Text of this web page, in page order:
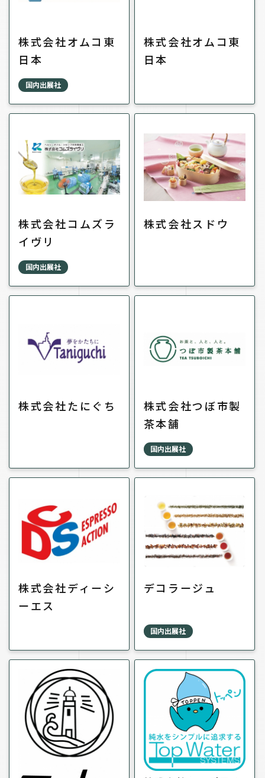
株式会社オムコ東
日本
国内出展社
株式会社オムコ東
日本
株式会社コムズラ
イヴリ
国内出展社
株式会社スドウ
株式会社たにぐち
株式会社つぼ市製
茶本舗
国内出展社
株式会社ディーシ
ーエス
デコラージュ
国内出展社